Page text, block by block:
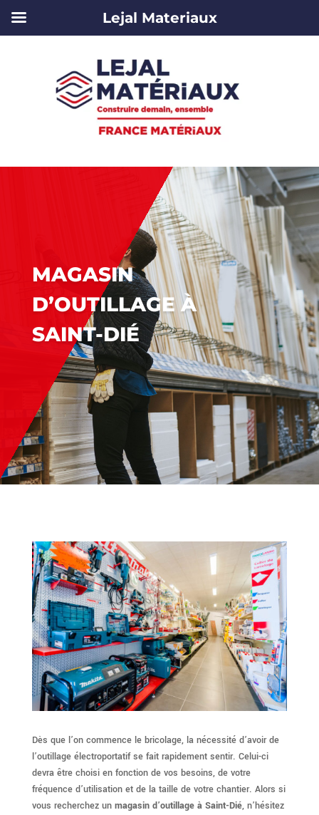
MAGASIN
D’OUTILLAGE À
SAINT-DIÉ
Dès que l’on commence le bricolage, la nécessité d’avoir de
l’outillage électroportatif se fait rapidement sentir. Celui-ci
devra être choisi en fonction de vos besoins, de votre
fréquence d’utilisation et de la taille de votre chantier. Alors si
vous recherchez un magasin d’outillage à Saint-Dié, n’hésitez
Lejal Materiaux